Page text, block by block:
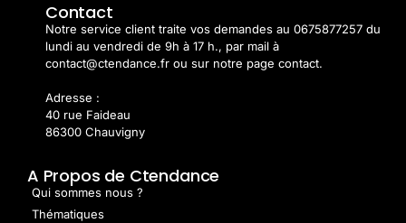
Contact
Notre service client traite vos demandes au 0675877257 du
lundi au vendredi de 9h à 17 h., par mail à
contact@ctendance.fr ou sur notre page contact.
Adresse :
40 rue Faideau
86300 Chauvigny
A Propos de Ctendance
Qui sommes nous ?
Thématiques